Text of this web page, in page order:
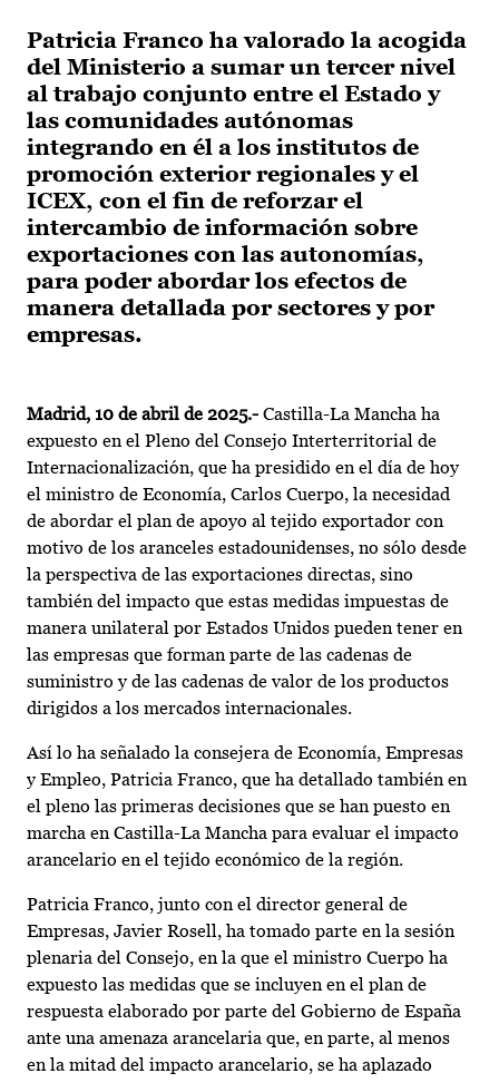
Patricia Franco ha valorado la acogida
del Ministerio a sumar un tercer nivel
al trabajo conjunto entre el Estado y
las comunidades autónomas
integrando en él a los institutos de
promoción exterior regionales y el
ICEX, con el fin de reforzar el
intercambio de información sobre
exportaciones con las autonomías,
para poder abordar los efectos de
manera detallada por sectores y por
empresas.
Madrid, 10 de abril de 2025.- Castilla-La Mancha ha
expuesto en el Pleno del Consejo Interterritorial de
Internacionalización, que ha presidido en el día de hoy
el ministro de Economía, Carlos Cuerpo, la necesidad
de abordar el plan de apoyo al tejido exportador con
motivo de los aranceles estadounidenses, no sólo desde
la perspectiva de las exportaciones directas, sino
también del impacto que estas medidas impuestas de
manera unilateral por Estados Unidos pueden tener en
las empresas que forman parte de las cadenas de
suministro y de las cadenas de valor de los productos
dirigidos a los mercados internacionales.
Así lo ha señalado la consejera de Economía, Empresas
y Empleo, Patricia Franco, que ha detallado también en
el pleno las primeras decisiones que se han puesto en
marcha en Castilla-La Mancha para evaluar el impacto
arancelario en el tejido económico de la región.
Patricia Franco, junto con el director general de
Empresas, Javier Rosell, ha tomado parte en la sesión
plenaria del Consejo, en la que el ministro Cuerpo ha
expuesto las medidas que se incluyen en el plan de
respuesta elaborado por parte del Gobierno de España
ante una amenaza arancelaria que, en parte, al menos
en la mitad del impacto arancelario, se ha aplazado